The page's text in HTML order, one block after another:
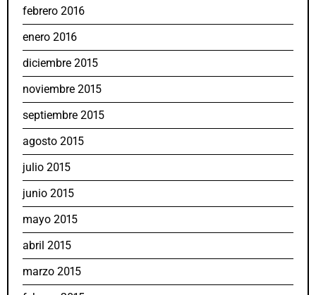
febrero 2016
enero 2016
diciembre 2015
noviembre 2015
septiembre 2015
agosto 2015
julio 2015
junio 2015
mayo 2015
abril 2015
marzo 2015